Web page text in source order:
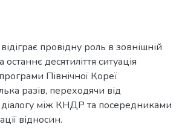
провідну роль в зовнішній
десятиліття ситуація
Північної Кореї
разів, переходячи від
діалогу між КНДР та посередниками
відносин.